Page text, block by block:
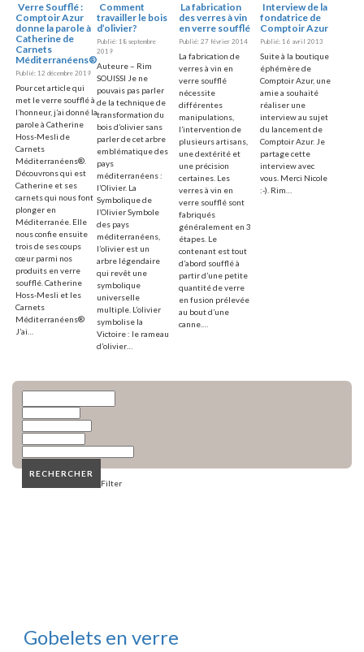
Verre Soufflé :
Comptoir Azur
donne la parole à
Catherine de
Carnets
Méditerranéens®
Publié: 12 décembre 2019
Pour cet article qui
met le verre soufflé à
l’honneur, j’ai donné la
parole à Catherine
Hoss-Mesli de
Carnets
Méditerranéens®.
Découvrons qui est
Catherine et ses
carnets qui nous font
plonger en
Méditerranée. Elle
nous confie ensuite
trois de ses coups
cœur parmi nos
produits en verre
soufflé. Catherine
Hoss-Mesli et les
Carnets
Méditerranéens®
J’ai…
Comment
travailler le bois
d’olivier?
Publié: 18 septembre
2019
Auteure – Rim
SOUISSI Je ne
pouvais pas parler
de la technique de
transformation du
bois d’olivier sans
parler de cet arbre
emblématique des
pays
méditerranéens :
l’Olivier. La
Symbolique de
l’Olivier Symbole
des pays
méditerranéens,
l’olivier est un
arbre légendaire
qui revêt une
symbolique
universelle
multiple. L’olivier
symbolise la
Victoire : le rameau
d’olivier…
La fabrication
des verres à vin
en verre soufflé
Publié: 27 février 2014
La fabrication de
verres à vin en
verre soufflé
nécessite
différentes
manipulations,
l’intervention de
plusieurs artisans,
une dextérité et
une précision
certaines. Les
verres à vin en
verre soufflé sont
fabriqués
généralement en 3
étapes. Le
contenant est tout
d’abord soufflé à
partir d’une petite
quantité de verre
en fusion prélevée
au bout d’une
canne.…
Interview de la
fondatrice de
Comptoir Azur
Publié: 16 avril 2013
Suite à la boutique
éphémère de
Comptoir Azur, une
amie a souhaité
réaliser une
interview au sujet
du lancement de
Comptoir Azur. Je
partage cette
interview avec
vous. Merci Nicole
:-). Rim…
​RECHERCHER
Filter
Gobelets en verre